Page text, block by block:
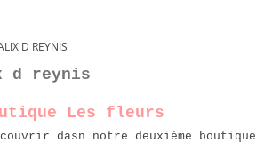
D REYNIS
d reynis
Les fleurs
dasn notre deuxième boutique